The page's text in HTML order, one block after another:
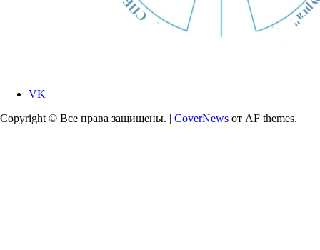
VK
Copyright © Все права защищены. | CoverNews от AF themes.